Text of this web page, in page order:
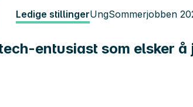
Ledige stillingerUngSommerjobben
entusiast som elsker